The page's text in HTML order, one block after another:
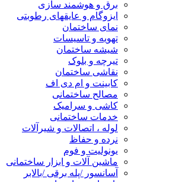
برق و هوشمند سازی
ایزوگام و عایقهای رطوبتی
نمای ساختمان
تهویه و تاسیسات
شیشه ساختمان
تیرچه و بلوک
نقاشی ساختمان
کابینت و ام دی اف
مصالح ساختمانی
کاشی و سرامیک
خدمات ساختمانی
لوله ، اتصالات و شیرآلات
نرده و حفاظ
یونولیت و فوم
ماشین آلات و ابزار ساختمانی
آسانسور /پله برقی /بالابر